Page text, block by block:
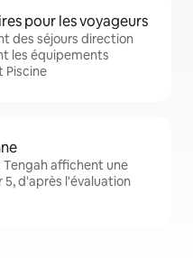
pour les voyageurs
des séjours direction
les équipements
Piscine
Tengah affichent une
5, d'après l'évaluation